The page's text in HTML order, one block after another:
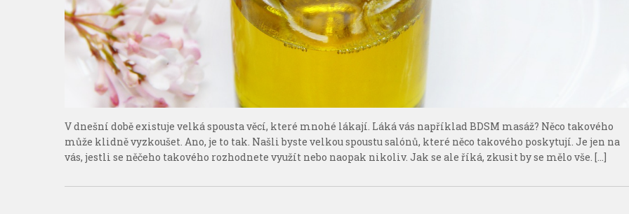
V dnešní době existuje velká spousta věcí, které mnohé lákají. Láká vás například BDSM masáž? Něco takového
může klidně vyzkoušet. Ano, je to tak. Našli byste velkou spoustu salónů, které něco takového poskytují. Je jen na
vás, jestli se něčeho takového rozhodnete využít nebo naopak nikoliv. Jak se ale říká, zkusit by se mělo vše. […]